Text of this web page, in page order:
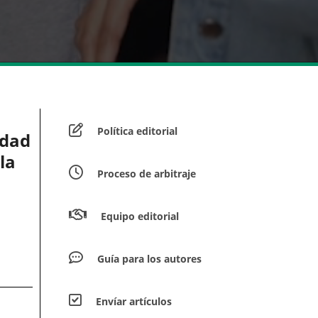
Política editorial
Proceso de arbitraje
Equipo editorial
Guía para los autores
Envíar artículos